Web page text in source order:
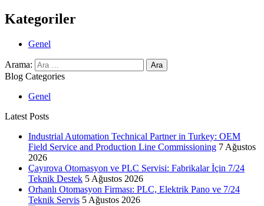
Kategoriler
Genel
Arama:
Blog Categories
Genel
Latest Posts
Industrial Automation Technical Partner in Turkey: OEM
Field Service and Production Line Commissioning 7 Ağustos
2026
Çayırova Otomasyon ve PLC Servisi: Fabrikalar İçin 7/24
Teknik Destek 5 Ağustos 2026
Orhanlı Otomasyon Firması: PLC, Elektrik Pano ve 7/24
Teknik Servis 5 Ağustos 2026